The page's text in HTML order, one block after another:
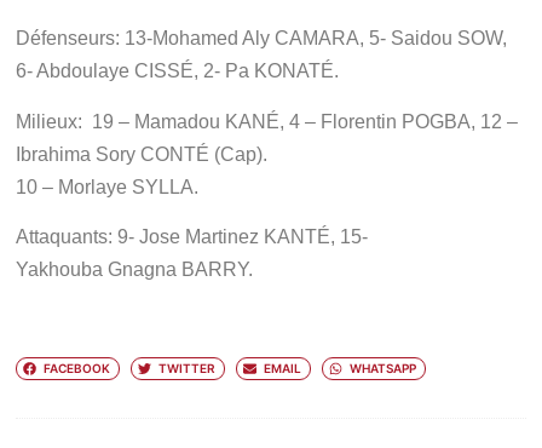
Défenseurs: 13-Mohamed Aly CAMARA, 5- Saidou SOW,
6- Abdoulaye CISSÉ, 2- Pa KONATÉ.
Milieux: 19 – Mamadou KANÉ, 4 – Florentin POGBA, 12 –
Ibrahima Sory CONTÉ (Cap).
10 – Morlaye SYLLA.
Attaquants: 9- Jose Martinez KANTÉ, 15-
Yakhouba Gnagna BARRY.
FACEBOOK TWITTER EMAIL WHATSAPP